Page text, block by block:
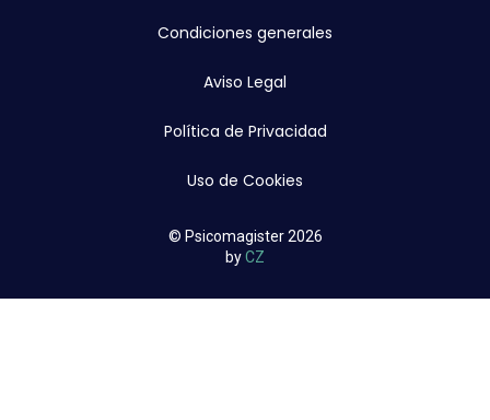
Condiciones generales
Aviso Legal
Política de Privacidad
Uso de Cookies
© Psicomagister 2026
byCZ